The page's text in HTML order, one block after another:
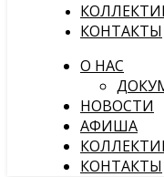
КОНТАКТЫ
О НАС
НОВОСТИ
АФИША
КОНТАКТЫ